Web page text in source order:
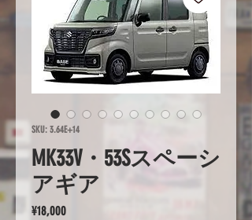
SKU: 3.64E+14
MK33V・53Sスペーシ
アギア
¥18,000Price